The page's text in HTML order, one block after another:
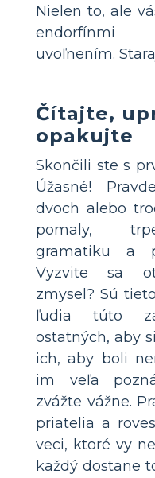
Nielen to, ale
endorfínmi
uvoľnením.
Čítajte,
opakujte
Skončili ste s
Úžasné!
dvoch alebo
pomaly,
gramatiku a
Vyzvite sa
zmysel? Sú
ľudia túto
ostatných, aby
ich, aby boli
im veľa
zvážte vážne.
priatelia a
veci, ktoré vy
každý dostane